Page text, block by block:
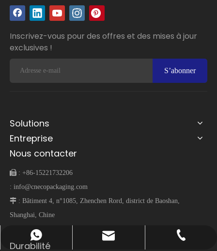
Inscrivez-vous pour des offres et des mises à jour
exclusives !
S’abonner
Solutions
Entreprise
Nous contacter
 : +86-15221732206
: info@cnecopackaging.com
 : Bâtiment 4, n°1085, Zhenchen Rord, district de Baoshan,
Shanghai, Chine
Contacter par WhatsApp
info@cnecopackaging.com
+86-15221732206
Durabilité